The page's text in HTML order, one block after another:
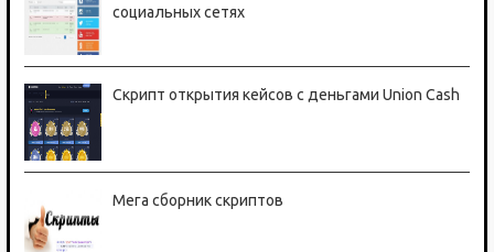
социальных сетях
Скрипт открытия кейсов с деньгами Union Cash
Мега сборник скриптов